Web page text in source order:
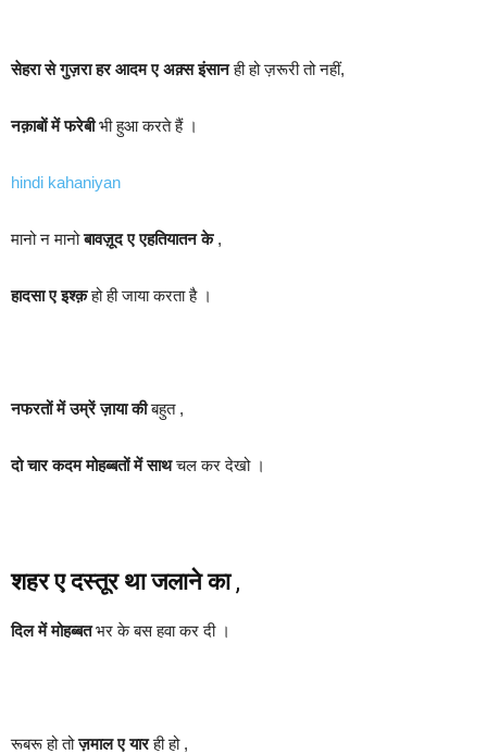
सेहरा से गुज़रा हर आदम ए अक़्स इंसानही हो ज़रूरी तो नहीं,
नक़ाबों में फरेबीभी हुआ करते हैं ।
hindi kahaniyan
मानो न मानोबावज़ूद ए एहतियातन के,
हादसा ए इश्क़हो ही जाया करता है ।
नफरतों में उम्रें ज़ाया कीबहुत ,
दो चार कदम मोहब्बतों में साथचल कर देखो ।
शहर ए दस्तूर था जलाने का ,
दिल में मोहब्बतभर के बस हवा कर दी ।
रूबरू हो तोज़माल ए यारही हो ,